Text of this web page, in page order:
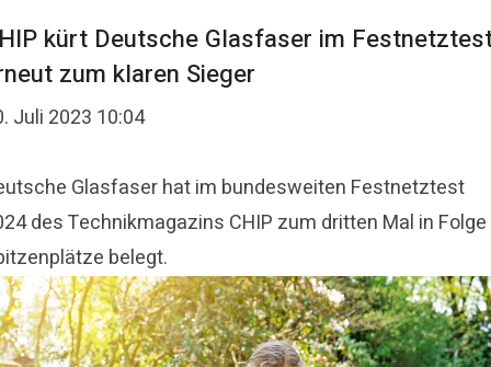
kürt Deutsche Glasfaser im
zum klaren Sieger
Juli 2023 10:04
Glasfaser hat im bundesweiten Festnetztest
des Technikmagazins CHIP zum dritten Mal in Folge
belegt.